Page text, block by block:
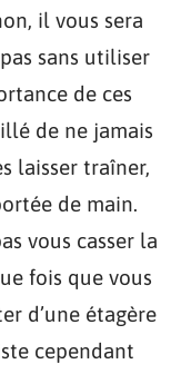
il vous sera
sans utiliser
de ces
de ne jamais
laisser traîner,
de main.
vous casser la
fois que vous
d’une étagère
cependant